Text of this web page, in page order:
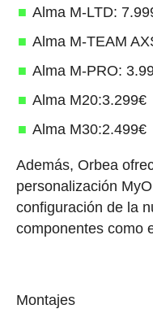
Alma M-LTD:
Alma M-TEAM
Alma M-PRO:
Alma M20:3.299€
Alma M30:2.499€
Además, Orbea
personalización
configuración de la
componentes como
Montajes